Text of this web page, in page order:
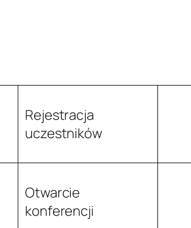
Rejestracja
uczestników
Otwarcie
konferencji